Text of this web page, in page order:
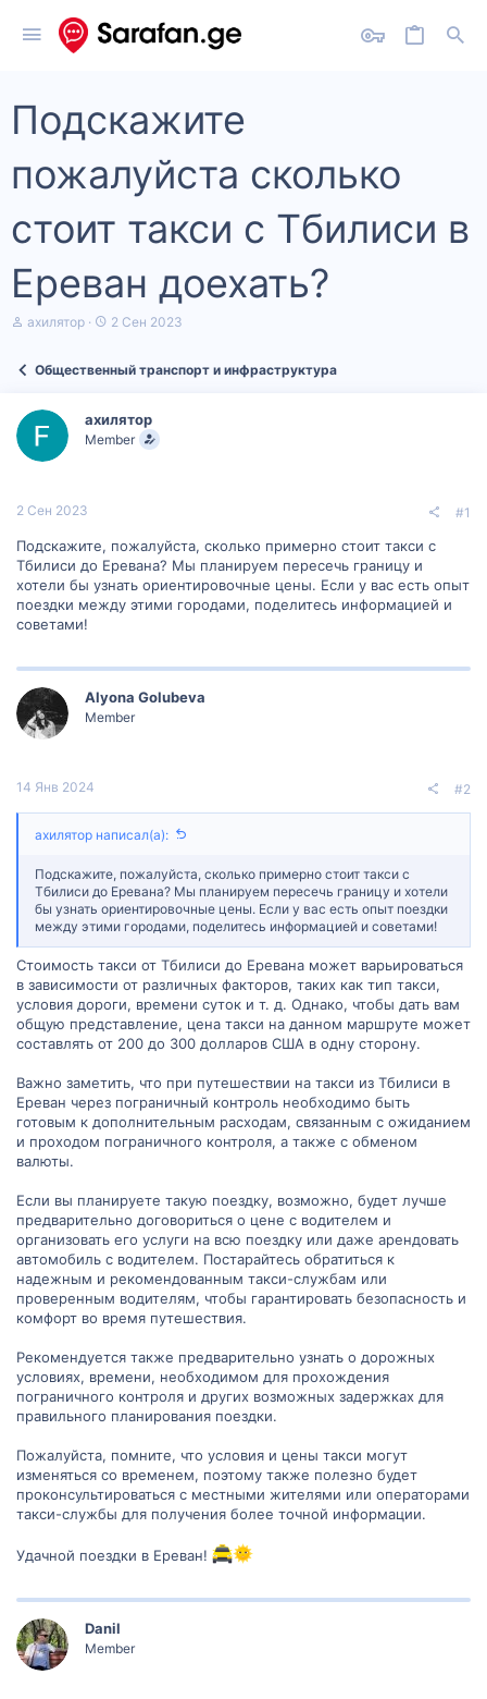
Подскажите
пожалуйста сколько
стоит такси с Тбилиси в
Ереван доехать?
А
т
м
ы
ахилятор
Д
а
ч
а
2 Сен 2023
Общественный транспорт и инфраструктура
ахилятор
Member
2 Сен 2023 #1
Подскажите, пожалуйста, сколько примерно стоит такси с
Тбилиси до Еревана? Мы планируем пересечь границу и
хотели бы узнать ориентировочные цены. Если у вас есть опыт
поездки между этими городами, поделитесь информацией и
советами!
Alyona Golubeva
Member
14 Янв 2024 #2
ахилятор написал(а):
Подскажите, пожалуйста, сколько примерно стоит такси с
Тбилиси до Еревана? Мы планируем пересечь границу и хотели
бы узнать ориентировочные цены. Если у вас есть опыт поездки
между этими городами, поделитесь информацией и советами!
Стоимость такси от Тбилиси до Еревана может варьироваться
в зависимости от различных факторов, таких как тип такси,
условия дороги, времени суток и т. д. Однако, чтобы дать вам
общую представление, цена такси на данном маршруте может
составлять от 200 до 300 долларов США в одну сторону.
Важно заметить, что при путешествии на такси из Тбилиси в
Ереван через пограничный контроль необходимо быть
готовым к дополнительным расходам, связанным с ожиданием
и проходом пограничного контроля, а также с обменом
валюты.
Если вы планируете такую поездку, возможно, будет лучше
предварительно договориться о цене с водителем и
организовать его услуги на всю поездку или даже арендовать
автомобиль с водителем. Постарайтесь обратиться к
надежным и рекомендованным такси-службам или
проверенным водителям, чтобы гарантировать безопасность и
комфорт во время путешествия.
Рекомендуется также предварительно узнать о дорожных
условиях, времени, необходимом для прохождения
пограничного контроля и других возможных задержках для
правильного планирования поездки.
Пожалуйста, помните, что условия и цены такси могут
изменяться со временем, поэтому также полезно будет
проконсультироваться с местными жителями или операторами
такси-службы для получения более точной информации.
Удачной поездки в Ереван!
Danil
Member